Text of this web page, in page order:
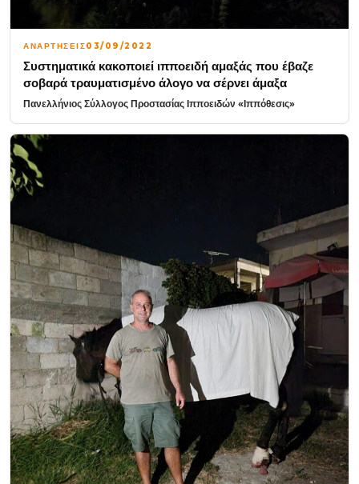
ΑΝΑΡΤΗΣΕΙΣ03/09/2022
Συστηματικά κακοποιεί ιπποειδή αμαξάς που έβαζε
σοβαρά τραυματισμένο άλογο να σέρνει άμαξα
Πανελλήνιος Σύλλογος Προστασίας Ιπποειδών «Ιππόθεσις»